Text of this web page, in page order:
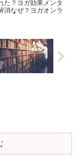
た？ヨガ効果メンタ
消なぜ？ヨガオンラ